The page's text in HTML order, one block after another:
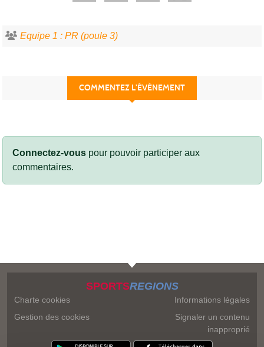
Equipe 1 : PR (poule 3)
COMMENTEZ L’ÉVÈNEMENT
Connectez-vous pour pouvoir participer aux
commentaires.
SPORTSREGIONS
Charte cookies
Gestion des cookies
Informations légales
Signaler un contenu
inapproprié